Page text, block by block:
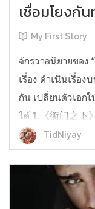
เชื่อมโยงกัน
My First Story
จักรวาลนิยายของ
เรื่อง ดำเนินเรื่อง
กัน เปลี่ยนตัวเอก
ได้ 1.《衡门之
เล่มจบ) เป็นเรื่อง
หลี่ชีฉือ ที่ต้องแต่ง
TidNiyay